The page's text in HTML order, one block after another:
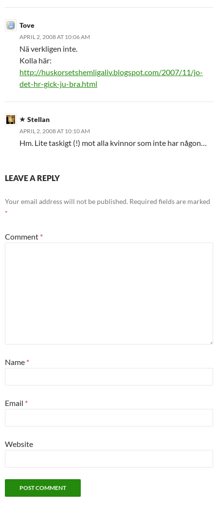
Tove
APRIL 2, 2008 AT 10:06 AM
Nä verkligen inte.
Kolla här:
http://huskorsetshemligaliv.blogspot.com/2007/11/jo-
det-hr-gick-ju-bra.html
Stellan
APRIL 2, 2008 AT 10:10 AM
Hm. Lite taskigt (!) mot alla kvinnor som inte har någon…
LEAVE A REPLY
Your email address will not be published. Required fields are marked
*
Comment *
Name *
Email *
Website